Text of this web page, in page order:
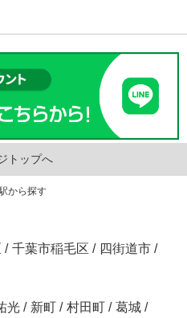
トップへ
から探す
/ 千葉市稲毛区 / 四街道市 /
光 / 新町 / 村田町 / 葛城 /